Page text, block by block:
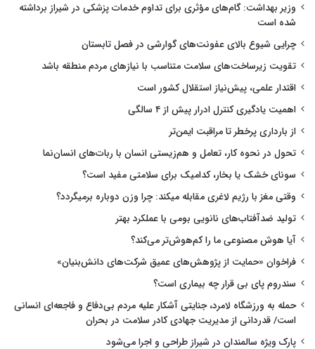
وزیر بهداشت: گام‌های مؤثری برای تداوم خدمات پزشکی در شیراز برداشته
شده است
چرایی شیوع بالای عفونت‌های گوارشی در فصل تابستان
تقویت زیرساخت‌های سلامت متناسب با نیازهای مردم منطقه باشد
اقتدار علمی، پیش‌نیاز استقلال کشور است
اهمیت یادگیری کنترل ادرار پیش از ۴ سالگی
از بارداری پرخطر تا مراقبت ایمن‌تر
تحول در نحوه کار، تعامل و هم‌زیستی انسان با ربات‌های انسان‌نما
سونای خشک یا بخار، کدامیک برای سلامتی مفید است؟
وقتی مغز با رژیم لاغری مقابله میکند: چرا وزن دوباره برمیگردد؟
تولید ضدآفتاب‌های نانویی بومی با عملکرد بهتر
آیا هوش مصنوعی ما را کم‌هوش‌تر می‌کند؟
فراخوان «حمایت از پژوهش‌های عمیق شرکت‌های دانش‌بنیان»
سندروم پای بی قرار چه بیماری است؟
حمله به ورزشگاه لامرد، جنایتی آشکار علیه مردم بی‌دفاع و فاجعه‌ای انسانی
است/ قدردانی از مدیریت جهادی کادر سلامت در بحران
پارک ویژه سالمندان در شیراز طراحی و اجرا می‌شود